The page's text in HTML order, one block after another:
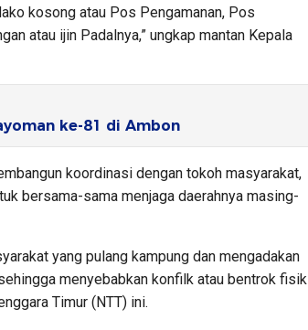
kosong atau Pos Pengamanan, Pos
atau ijin Padalnya,” ungkap mantan Kepala
ke-81 di Ambon
koordinasi dengan tokoh masyarakat,
bersama-sama menjaga daerahnya masing-
yang pulang kampung dan mengadakan
menyebabkan konfilk atau bentrok fisik
Timur (NTT) ini.